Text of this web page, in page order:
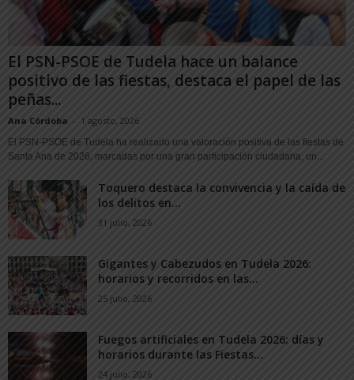
El PSN-PSOE de Tudela hace un balance
positivo de las fiestas, destaca el papel de las
peñas...
Ana Córdoba - 1 agosto, 2026
El PSN-PSOE de Tudela ha realizado una valoración positiva de las fiestas de
Santa Ana de 2026, marcadas por una gran participación ciudadana, un...
Toquero destaca la convivencia y la caída de
los delitos en...
31 julio, 2026
Gigantes y Cabezudos en Tudela 2026:
horarios y recorridos en las...
25 julio, 2026
Fuegos artificiales en Tudela 2026: días y
horarios durante las Fiestas...
24 julio, 2026